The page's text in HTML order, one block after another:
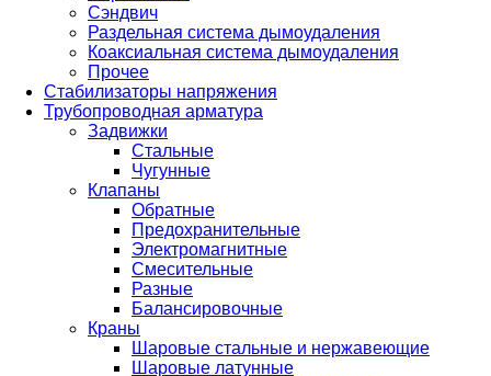
Сэндвич
Раздельная система дымоудаления
Коаксиальная система дымоудаления
Прочее
Стабилизаторы напряжения
Трубопроводная арматура
Задвижки
Стальные
Чугунные
Клапаны
Обратные
Предохранительные
Электромагнитные
Смесительные
Разные
Балансировочные
Краны
Шаровые стальные и нержавеющие
Шаровые латунные